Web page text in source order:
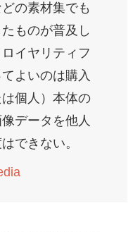
の素材集でも
ものが普及し
イヤリティフ
よいのは購入
個人）本体の
データを他人
できない。